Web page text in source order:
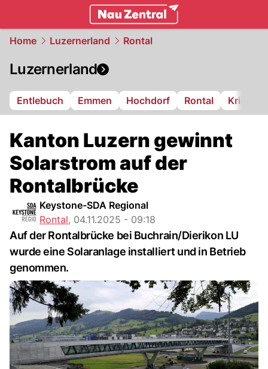
Home Luzernerland Rontal
Luzernerland
Entlebuch Emmen Hochdorf Rontal Kriens
Kanton Luzern gewinnt
Solarstrom auf der
Rontalbrücke
Keystone-SDA Regional
Rontal, 04.11.2025 - 09:18
Auf der Rontalbrücke bei Buchrain/Dierikon LU
wurde eine Solaranlage installiert und in Betrieb
genommen.